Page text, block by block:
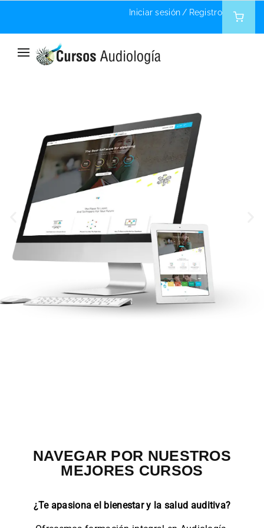
Iniciar sesión / Registro
NAVEGAR POR NUESTROS
MEJORES CURSOS
¿Te apasiona el bienestar y la salud auditiva?